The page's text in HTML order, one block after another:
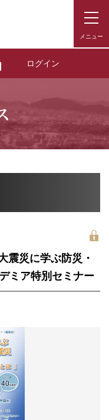
ログイン
震災に学ぶ防災・
ミア特別セミナー